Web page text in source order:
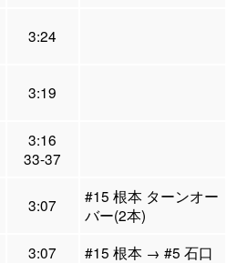
3:24
3:19
3:16
33-37
3:07
#15 根本 ターンオー
バー(2本)
3:07
#15 根本 → #5 石口